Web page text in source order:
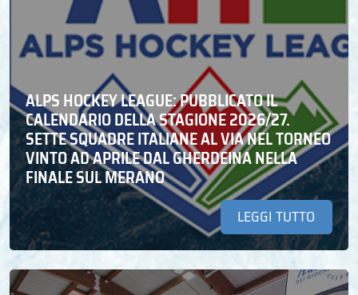
ALPS HOCKEY LEAGUE: PUBBLICATO IL
CALENDARIO DELLA STAGIONE 2026/27.
SETTE SQUADRE ITALIANE AL VIA NEL TORNEO
VINTO AD APRILE DAL GHERDEINA NELLA
FINALE SUL MERANO
LEGGI TUTTO